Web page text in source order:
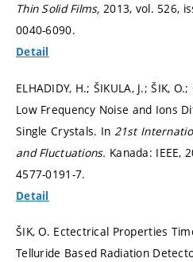
Thin Solid Films,2013, vol. 526,
0040-6090.
Detail
ELHADIDY, H.; ŠIKULA, J.; ŠIK, O.;
Low Frequency Noise and Ions
Single Crystals. In 21st
and Fluctuations. Kanada: IEEE,
4577-0191-7.
Detail
ŠIK, O. Ectectrical Properties
Telluride Based Radiation